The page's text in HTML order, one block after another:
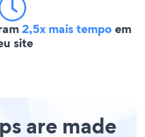
2,5x mais tempoem
site
are made